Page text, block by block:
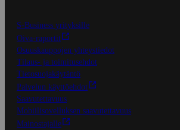
S-Business yrityksille
Oiva-raportit
Osuuskauppojen yhteystiedot
Tilaus- ja toimitusehdot
Tietosuojakäytäntö
Palvelun käyttöehdot
Saavutettavuus
Mobiilisovelluksen saavutettavuus
Mainostajalle